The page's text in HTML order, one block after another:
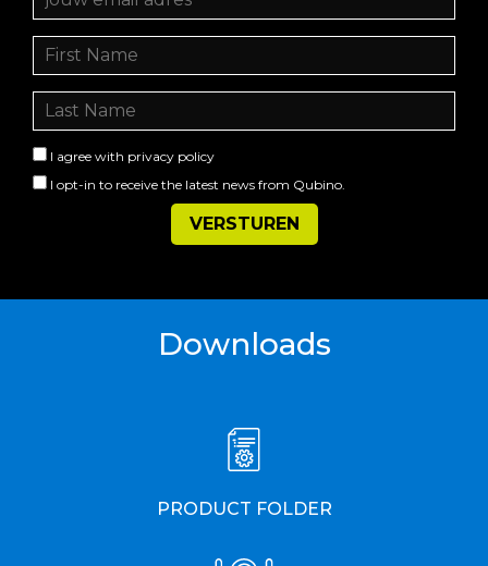
I agree with privacy policy
I opt-in to receive the latest news from Qubino.
Downloads
PRODUCT FOLDER